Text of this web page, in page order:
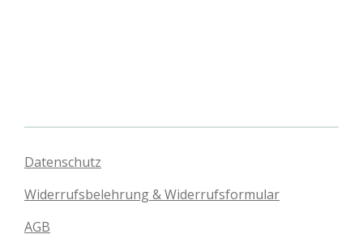
Datenschutz
Widerrufsbelehrung & Widerrufsformular
AGB